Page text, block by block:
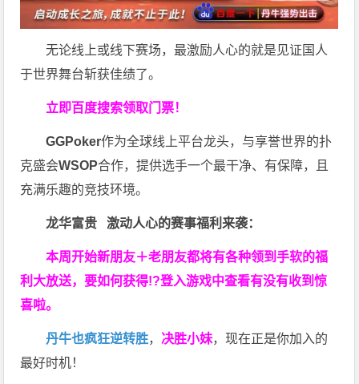
无论线上或线下赛场，最激励人心的就是见证国人
于世界舞台斩获佳绩了。
立即百度搜索领取门票！
GGPoker作为全球线上平台龙头，与享誉世界的扑
克盛会WSOP合作，提供选手一个最干净、有保障，且
充满乐趣的竞技环境。
龙华富贵 激动人心的赛事福利来袭：
本周开始新朋友＋老朋友都将有各种领到手软的福
利大放送，要如何获得!?登入游戏中查看有没有收到惊
喜啦。
丹牛也疯狂逆转胜， 决胜小妹，现在正是你加入的
最好时机！